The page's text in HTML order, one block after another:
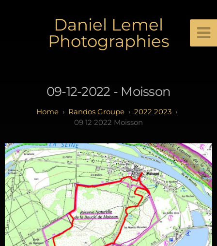
Daniel Lemel
Photographies
09-12-2022 - Moisson
Randos Groupe
2022 2023
09 12 2022 Moisson